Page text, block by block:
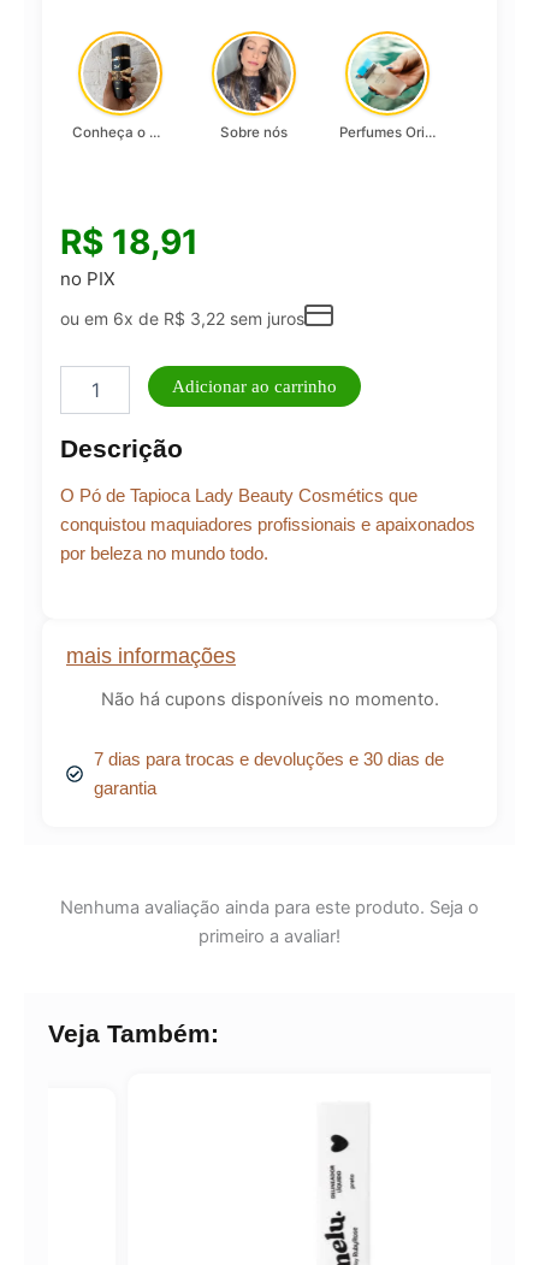
mais informações
Não há cupons disponíveis no momento.
7 dias para trocas e devoluções e 30 dias de
garantia
Conheça o Asad, da Lattafa… Sobre nós Perfumes Originais
R$ 18,91
no PIX
ou em 6x de R$ 3,22 sem juros
Lady
Cosmétics
15g
quantidade
Adicionar ao carrinho
Descrição
O Pó de Tapioca Lady Beauty Cosmétics que
conquistou maquiadores profissionais e apaixonados
por beleza no mundo todo.
Nenhuma avaliação ainda para este produto. Seja o
primeiro a avaliar!
Veja Também: